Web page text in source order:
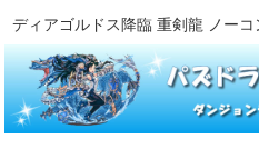
ディアゴルドス降臨 重剣龍 ノー